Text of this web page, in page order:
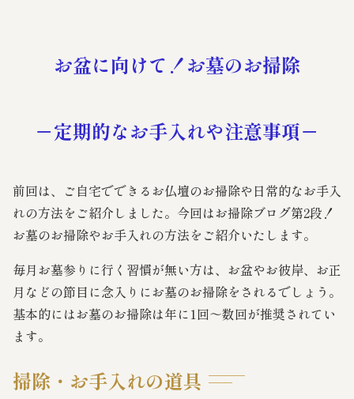
採用情報
お盆に向けて！お墓のお掃除
－定期的なお手入れや注意事項－
前回は、ご自宅でできるお仏壇のお掃除や日常的なお手入
れの方法をご紹介しました。今回はお掃除ブログ第2段！
お墓のお掃除やお手入れの方法をご紹介いたします。
毎月お墓参りに行く習慣が無い方は、お盆やお彼岸、お正
月などの節目に念入りにお墓のお掃除をされるでしょう。
基本的にはお墓のお掃除は年に1回～数回が推奨されてい
ます。
掃除・お手入れの道具